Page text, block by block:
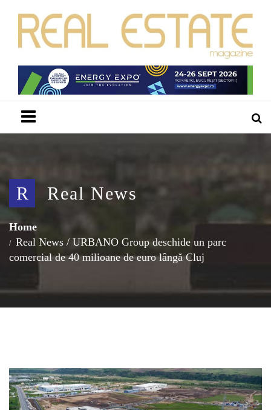
R Real News
Home
Real News / URBANO Group deschide un parc
comercial de 40 milioane de euro lângă Cluj